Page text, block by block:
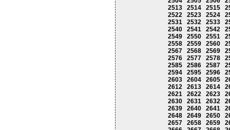
2513
2514 2515
2522
2523 2524
2531
2532 2533
2540
2541 2542
2549
2550 2551
2558
2559 2560
2567
2568 2569
2576
2577 2578
2585
2586 2587
2594
2595 2596
2603
2604 2605
2612
2613 2614
2621
2622 2623
2630
2631 2632
2639
2640 2641
2648
2649 2650
2657
2658 2659